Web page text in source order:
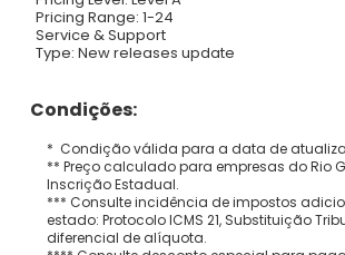
Pricing Range: 1-24
Service & Support
Type: New releases update
Condições:
* Condição válida para a data de
** Preço calculado para empresas do Rio
Inscrição Estadual.
*** Consulte incidência de impostos
estado: Protocolo ICMS 21, Substituição
diferencial de alíquota.